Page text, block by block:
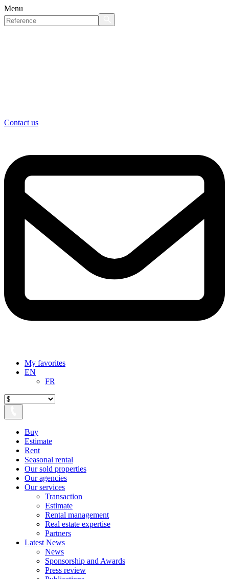
Menu
Contact us
My favorites
EN
FR
Buy
Estimate
Rent
Seasonal rental
Our sold properties
Our agencies
Our services
Transaction
Estimate
Rental management
Real estate expertise
Partners
Latest News
News
Sponsorship and Awards
Press review